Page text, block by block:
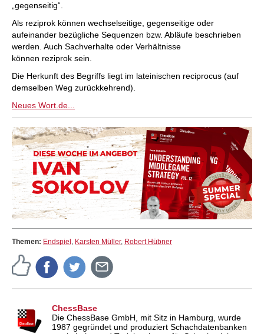
„gegenseitig“.
Als reziprok können wechselseitige, gegenseitige oder
aufeinander bezügliche Sequenzen bzw. Abläufe beschrieben
werden. Auch Sachverhalte oder Verhältnisse
können reziprok sein.
Die Herkunft des Begriffs liegt im lateinischen reciprocus (auf
demselben Weg zurückkehrend).
Neues Wort.de...
Themen: Endspiel , Karsten Müller, Robert Hübner
ChessBase
Die ChessBase GmbH, mit Sitz in Hamburg, wurde
1987 gegründet und produziert Schachdatenbanken